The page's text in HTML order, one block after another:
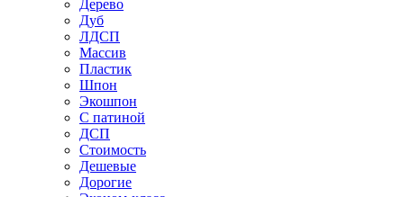
Дерево
Дуб
ЛДСП
Массив
Пластик
Шпон
Экошпон
С патиной
ДСП
Стоимость
Дешевые
Дорогие